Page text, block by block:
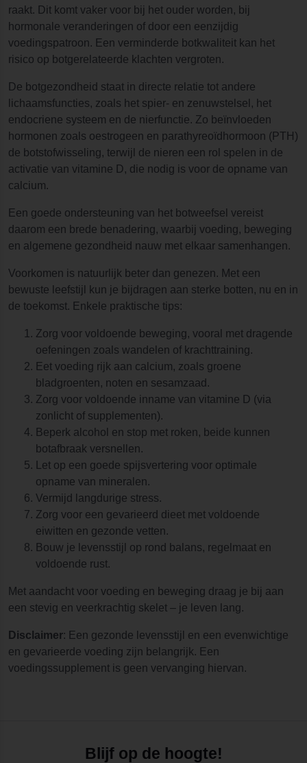
raakt. Dit komt vaker voor bij het ouder worden, bij
hormonale veranderingen of door een eenzijdig
voedingspatroon. Een verminderde botkwaliteit kan het
risico op botgerelateerde klachten vergroten.
De botgezondheid staat in directe relatie tot andere
lichaamsfuncties, zoals het spier- en zenuwstelsel, het
endocriene systeem en de nierfunctie. Zo beïnvloeden
hormonen zoals oestrogeen en parathyreoïdhormoon (PTH)
de botstofwisseling, terwijl de nieren een rol spelen in de
activatie van vitamine D, die nodig is voor de opname van
calcium.
Een goede ondersteuning van het botweefsel vereist
daarom een brede benadering, waarbij voeding, beweging
en algemene gezondheid nauw met elkaar samenhangen.
Voorkomen is natuurlijk beter dan genezen. Met een
bewuste leefstijl kun je bijdragen aan sterke botten, nu en in
de toekomst. Enkele praktische tips:
Zorg voor voldoende beweging, vooral met dragende
oefeningen zoals wandelen of krachttraining.
Eet voeding rijk aan calcium, zoals groene
bladgroenten, noten en sesamzaad.
Zorg voor voldoende inname van vitamine D (via
zonlicht of supplementen).
Beperk alcohol en stop met roken, beide kunnen
botafbraak versnellen.
Let op een goede spijsvertering voor optimale
opname van mineralen.
Vermijd langdurige stress.
Zorg voor een gevarieerd dieet met voldoende
eiwitten en gezonde vetten.
Bouw je levensstijl op rond balans, regelmaat en
voldoende rust.
Met aandacht voor voeding en beweging draag je bij aan
een stevig en veerkrachtig skelet – je leven lang.
Disclaimer: Een gezonde levensstijl en een evenwichtige
en gevarieerde voeding zijn belangrijk. Een
voedingssupplement is geen vervanging hiervan.
Blijf op de hoogte!